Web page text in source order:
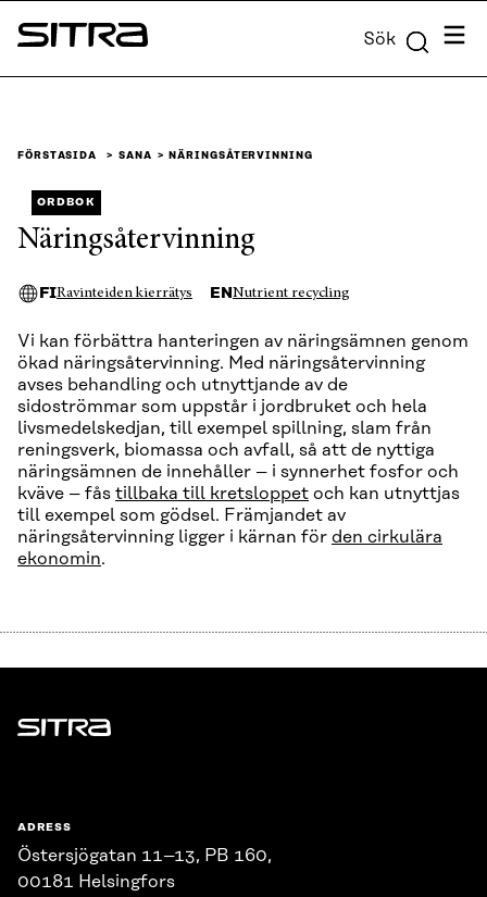
Skip to
content
Sitra Sök Meny
FÖRSTASIDA SANA NÄRINGSÅTERVINNING
ORDBOK
Näringsåtervinning
FIRavinteiden kierrätys EN Nutrient recycling
Vi kan förbättra hanteringen av näringsämnen genom
ökad näringsåtervinning. Med näringsåtervinning
avses behandling och utnyttjande av de
sidoströmmar som uppstår i jordbruket och hela
livsmedelskedjan, till exempel spillning, slam från
reningsverk, biomassa och avfall, så att de nyttiga
näringsämnen de innehåller – i synnerhet fosfor och
kväve – fås tillbaka till kretsloppet och kan utnyttjas
till exempel som gödsel. Främjandet av
näringsåtervinning ligger i kärnan för den cirkulära
ekonomin.
Sitra
ADRESS
Östersjögatan 11–13, PB 160,
00181 Helsingfors